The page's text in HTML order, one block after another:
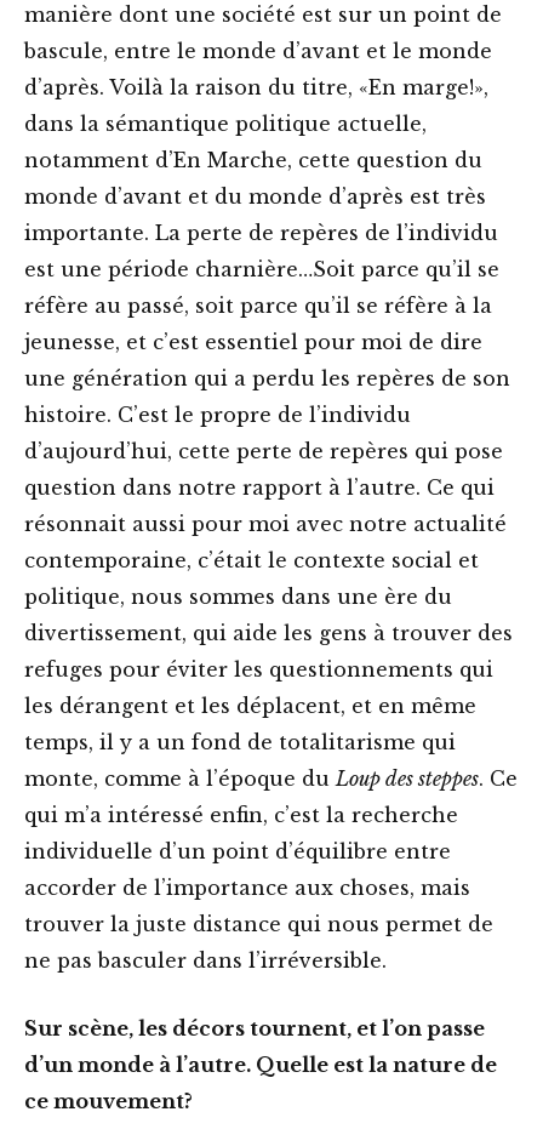
manière dont une société est sur un point de
bascule, entre le monde d’avant et le monde
d’après. Voilà la raison du titre, «En marge!»,
dans la sémantique politique actuelle,
notamment d’En Marche, cette question du
monde d’avant et du monde d’après est très
importante. La perte de repères de l’individu
est une période charnière…Soit parce qu’il se
réfère au passé, soit parce qu’il se réfère à la
jeunesse, et c’est essentiel pour moi de dire
une génération qui a perdu les repères de son
histoire. C’est le propre de l’individu
d’aujourd’hui, cette perte de repères qui pose
question dans notre rapport à l’autre. Ce qui
résonnait aussi pour moi avec notre actualité
contemporaine, c’était le contexte social et
politique, nous sommes dans une ère du
divertissement, qui aide les gens à trouver des
refuges pour éviter les questionnements qui
les dérangent et les déplacent, et en même
temps, il y a un fond de totalitarisme qui
monte, comme à l’époque du Loup des steppes. Ce
qui m’a intéressé enfin, c’est la recherche
individuelle d’un point d’équilibre entre
accorder de l’importance aux choses, mais
trouver la juste distance qui nous permet de
ne pas basculer dans l’irréversible.
Sur scène, les décors tournent, et l’on passe
d’un monde à l’autre. Quelle est la nature de
ce mouvement?